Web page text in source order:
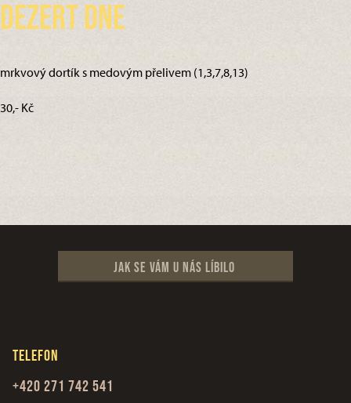
Dezert dne
mrkvový dortík s medovým přelivem (1,3,7,8,13)
30,- Kč
Jak se vám u nás líbilo
Telefon
+420 271 742 541